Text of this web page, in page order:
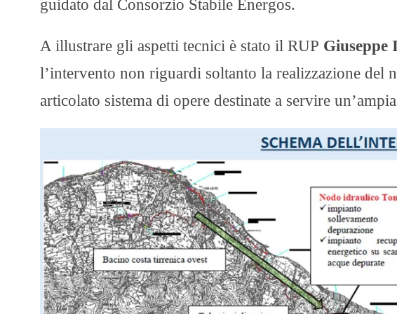
guidato dal Consorzio Stabile Energos.
A illustrare gli aspetti tecnici è stato il RUP Giuseppe
l’intervento non riguardi soltanto la realizzazione del
articolato sistema di opere destinate a servire